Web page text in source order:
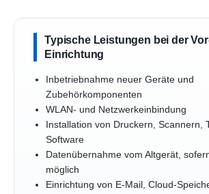
Typische Leistungen bei der
Einrichtung
Inbetriebnahme neuer Geräte und
Zubehörkomponenten
WLAN- und Netzwerkeinbindung
Installation von Druckern, Scannern,
Software
Datenübernahme vom Altgerät,
möglich
Einrichtung von E-Mail, Cloud-